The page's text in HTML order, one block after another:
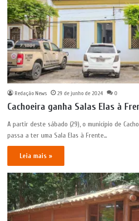
Redação News 29 de junho de 2024 0
Cachoeira ganha Salas Elas à
A partir deste sábado (29), o município de
passa a ter uma Sala Elas à Frente…
Leia mais »